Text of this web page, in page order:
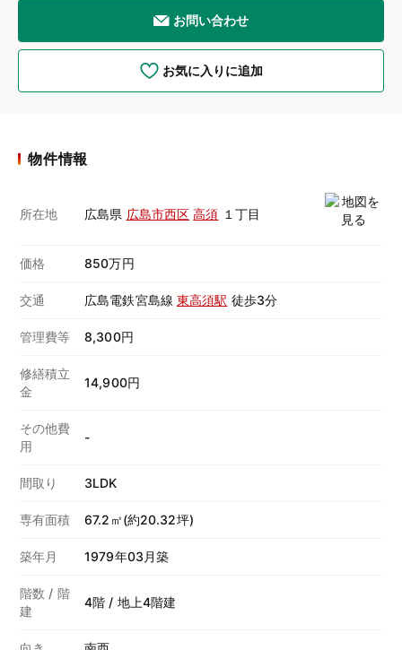
お問い合わせ
お気に入りに追加
物件情報
所在地 広島県 広島市西区 高須 １丁目
価格 850万円
交通 広島電鉄宮島線 東高須駅 徒歩3分
管理費等 8,300円
修繕積立
金
14,900円
その他費
用
-
間取り 3LDK
専有面積 67.2㎡(約20.32坪)
築年月 1979年03月築
階数 / 階
建
4階 / 地上4階建